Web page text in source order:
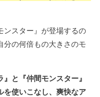
ンスター』が登場するの
分の何倍もの大きさのモ
と『仲間モンスター』
を使いこなし、爽快なア